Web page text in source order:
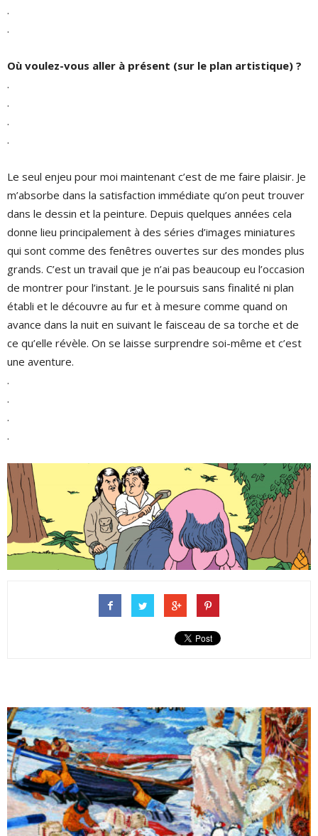
.
.
Où voulez-vous aller à présent (sur le plan artistique) ?
.
.
.
.
Le seul enjeu pour moi maintenant c’est de me faire plaisir. Je
m’absorbe dans la satisfaction immédiate qu’on peut trouver
dans le dessin et la peinture. Depuis quelques années cela
donne lieu principalement à des séries d’images miniatures
qui sont comme des fenêtres ouvertes sur des mondes plus
grands. C’est un travail que je n’ai pas beaucoup eu l’occasion
de montrer pour l’instant. Je le poursuis sans finalité ni plan
établi et le découvre au fur et à mesure comme quand on
avance dans la nuit en suivant le faisceau de sa torche et de
ce qu’elle révèle. On se laisse surprendre soi-même et c’est
une aventure.
.
.
.
.